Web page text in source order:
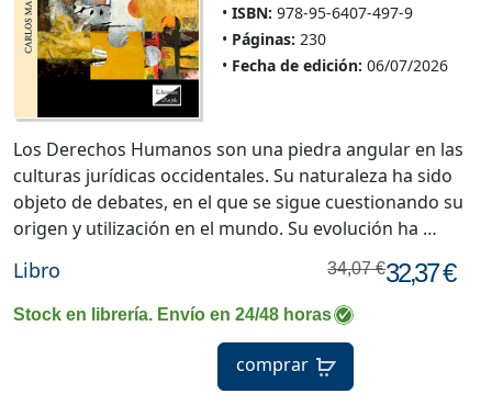
ISBN: 978-95-6407-497-9
Páginas: 230
Fecha de edición: 06/07/2026
Libro 34,07 €32,37 €
Stock en librería. Envío en 24/48 horas
comprar
Los Derechos Humanos son una piedra angular en las
culturas jurídicas occidentales. Su naturaleza ha sido
objeto de debates, en el que se sigue cuestionando su
origen y utilización en el mundo. Su evolución ha …